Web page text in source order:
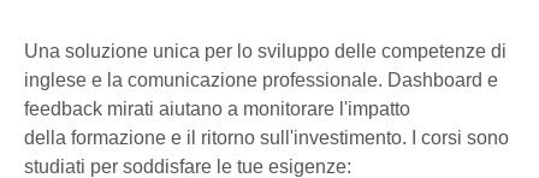
Una soluzione unica per lo sviluppo delle competenze di
inglese e la comunicazione professionale. Dashboard e
feedback mirati aiutano a monitorare l'impatto
della formazione e il ritorno sull'investimento. I corsi sono
studiati per soddisfare le tue esigenze: